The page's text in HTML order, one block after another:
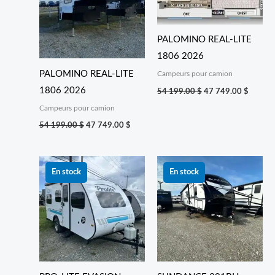
PALOMINO REAL-LITE
1806 2026
Campeurs pour camion
54 199.00$ 47 749.00 $
PALOMINO REAL-LITE
1806 2026
Campeurs pour camion
54 199.00$ 47 749.00 $
En stock
Le
prix
initial
était :
56 999.00 $.
prix
actuel
est :
42 999.00 $.
En stock
initial
était :
74 699.00 $.
actuel
est :
44